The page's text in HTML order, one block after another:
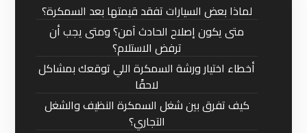
لماذا بعض السيارات تفقد قيمتها بعد السمكرة؟
متى يكون إصلاح الحادث آمن؟ ومتى يجب أن
ترفض الاستلام؟
أخطاء اختيار ورشة السمكرة اللي توقعك بمشاكل
لاحقًا
كيف تفرق بين شغل السمكرة النظيف والشغل
التجاري؟